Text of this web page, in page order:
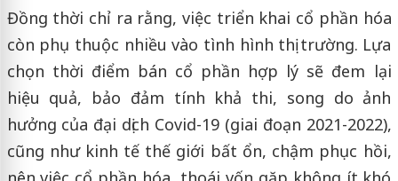
Đồng thời chỉ ra rằng, việc triển khai cổ phần hóa
còn phụ thuộc nhiều vào tình hình thị trường. Lựa
chọn thời điểm bán cổ phần hợp lý sẽ đem lại
hiệu quả, bảo đảm tính khả thi, song do ảnh
hưởng của đại dịch Covid-19 (giai đoạn 2021-2022),
cũng như kinh tế thế giới bất ổn, chậm phục hồi,